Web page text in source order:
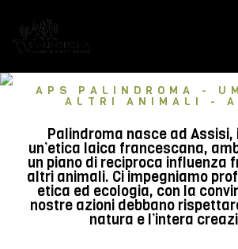
APS PALINDROMA -
ALTRI ANIMALI -
Palindroma nasce ad
un’etica laica francescana,
un piano di reciproca influenza
altri animali. Ci impegniamo
etica ed ecologia, con la
nostre azioni debbano
natura e l’intera